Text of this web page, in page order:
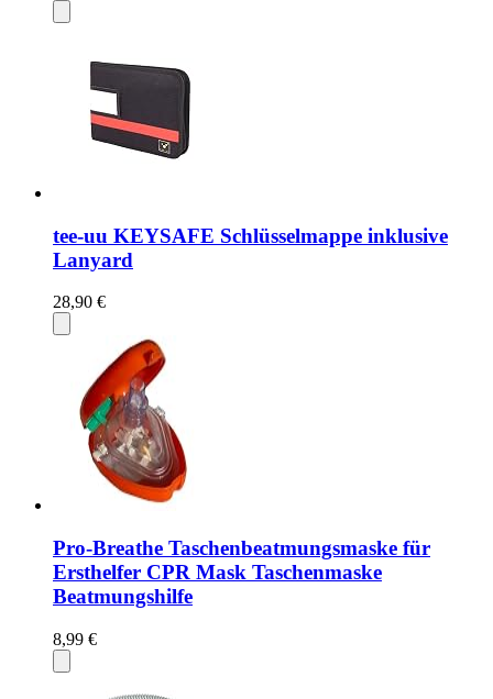
tee-uu KEYSAFE Schlüsselmappe inklusive
Lanyard
28,90 €
Pro-Breathe Taschenbeatmungsmaske für
Ersthelfer CPR Mask Taschenmaske
Beatmungshilfe
8,99 €